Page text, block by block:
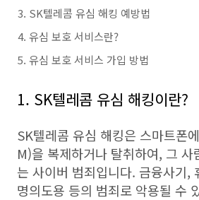
SK텔레콤 유심 해킹 예방법
유심 보호 서비스란?
유심 보호 서비스 가입 방법
1. SK텔레콤 유심 해킹이란?
SK텔레콤 유심 해킹은 스마트폰
M)을 복제하거나 탈취하여, 그 사
는 사이버 범죄입니다. 금융사기,
명의도용 등의 범죄로 악용될 수